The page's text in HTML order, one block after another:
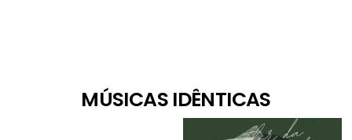
MÚSICAS IDÊNTICAS